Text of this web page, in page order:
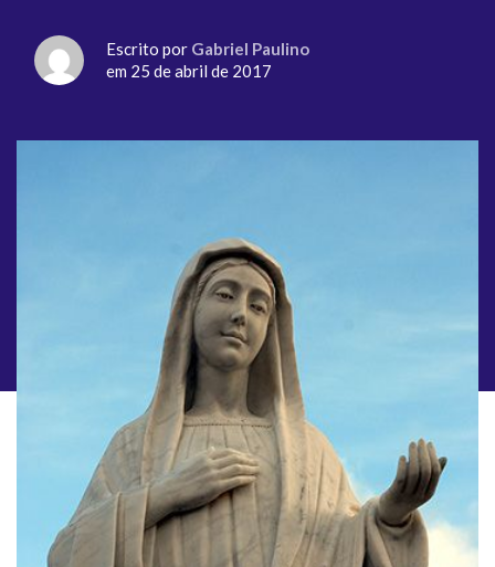
Escrito por Gabriel Paulino
em 25 de abril de 2017